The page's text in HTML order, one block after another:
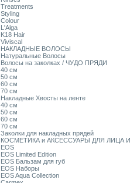
Treatments
Styling
Colour
L'Alga
K18 Hair
Viviscal
НАКЛАДНЫЕ ВОЛОСЫ
Натуральные Волосы
Волосы на заколках / ЧУДО ПРЯДИ
40 см
50 см
60 см
70 см
Накладные Хвосты на ленте
40 см
50 см
60 см
70 см
Заколки для накладных прядей
КОСМЕТИКА и АКСЕССУАРЫ ДЛЯ ЛИЦА
EOS
EOS Limited Edition
EOS Бальзам для губ
EOS Наборы
EOS Aqua Collection